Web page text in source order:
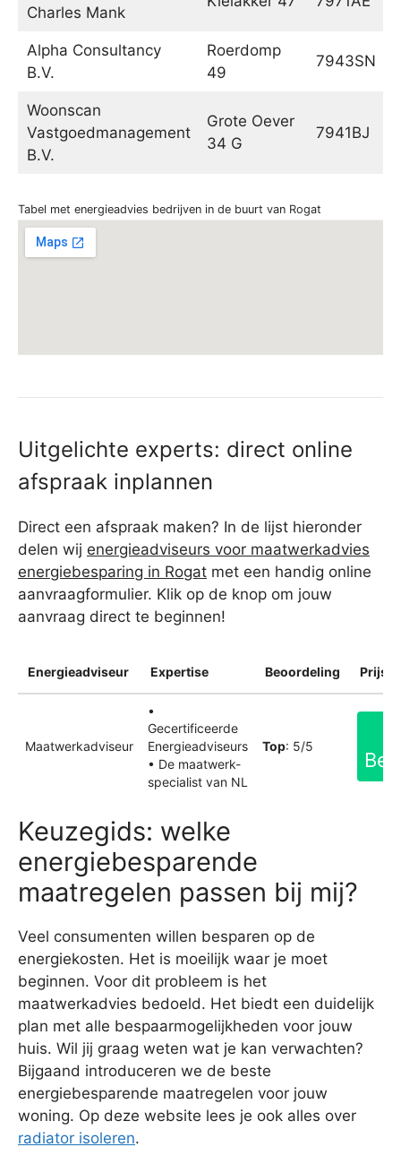
Charles Mank
Alpha Consultancy
B.V.
Roerdomp
49
7943SN
Woonscan
Vastgoedmanagement
B.V.
Grote Oever
34 G
7941BJ
Tabel met energieadvies bedrijven in de buurt van Rogat
Uitgelichte experts: direct online
afspraak inplannen
Direct een afspraak maken? In de lijst hieronder
delen wij energieadviseurs voor maatwerkadvies
energiebesparing in Rogat met een handig online
aanvraagformulier. Klik op de knop om jouw
aanvraag direct te beginnen!
Energieadviseur Expertise Beoordeling
Maatwerkadviseur
•
Gecertificeerde
Energieadviseurs
• De maatwerk-
specialist van NL
Top: 5/5
Keuzegids: welke
energiebesparende
maatregelen passen bij mij?
Veel consumenten willen besparen op de
energiekosten. Het is moeilijk waar je moet
beginnen. Voor dit probleem is het
maatwerkadvies bedoeld. Het biedt een duidelijk
plan met alle bespaarmogelijkheden voor jouw
huis. Wil jij graag weten wat je kan verwachten?
Bijgaand introduceren we de beste
energiebesparende maatregelen voor jouw
woning. Op deze website lees je ook alles over
radiator isoleren.